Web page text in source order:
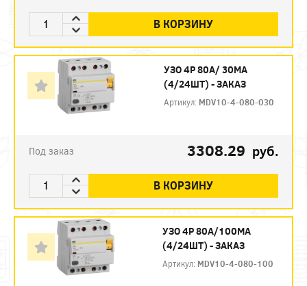
В КОРЗИНУ
УЗО 4P 80А/ 30МА
(4/24ШТ) - ЗАКАЗ
Артикул: MDV10-4-080-030
Под заказ 3308.29 руб.
В КОРЗИНУ
УЗО 4P 80А/100МА
(4/24ШТ) - ЗАКАЗ
Артикул: MDV10-4-080-100